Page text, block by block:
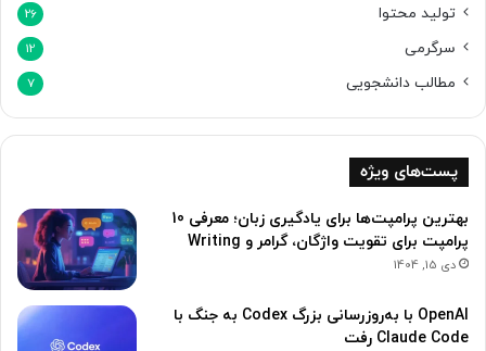
تولید محتوا 26
سرگرمی 12
مطالب دانشجویی 7
پست‌های ویژه
بهترین پرامپت‌ها برای یادگیری زبان؛ معرفی 10
پرامپت برای تقویت واژگان، گرامر و Writing
دی 15, 1404
OpenAI با به‌روزرسانی بزرگ Codex به جنگ با
Claude Code رفت